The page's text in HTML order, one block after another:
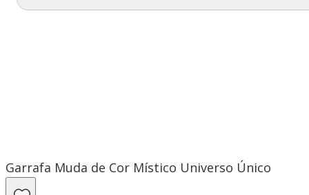
Garrafa Muda de Cor Místico Universo Único